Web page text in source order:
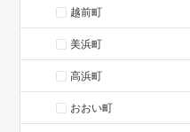
越前町
美浜町
高浜町
おおい町